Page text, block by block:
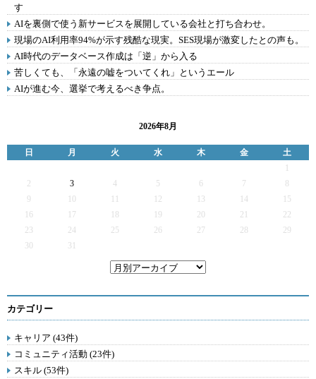
す
AIを裏側で使う新サービスを展開している会社と打ち合わせ。
現場のAI利用率94%が示す残酷な現実。SES現場が激変したとの声も。
AI時代のデータベース作成は「逆」から入る
苦しくても、「永遠の嘘をついてくれ」というエール
AIが進む今、選挙で考えるべき争点。
2026年8月
日 月 火 水 木 金
土
2
3 4 5 6 7
9
12 13 14
15
16
17 19 20 21
22
23
24 25 26 27 28
29
30
31
カテゴリー
キャリア (43件)
コミュニティ活動 (23件)
スキル (53件)